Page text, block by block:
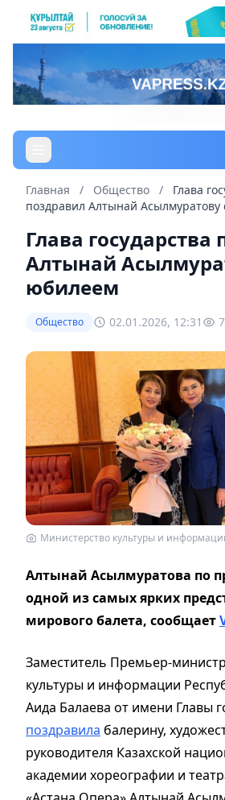
Главная / Общество /
Глава
поздравил Алтынай Асылмуратову
Глава государства
Алтынай
юбилеем
Общество 02.01.2026, 12:31
Министерство культуры и
Алтынай Асылмуратова по
одной из самых ярких
мирового балета, сообщает
Заместитель Премьер-
культуры и информации
Аида Балаева от имени Главы
поздравила балерину,
руководителя Казахской
академии хореографии и